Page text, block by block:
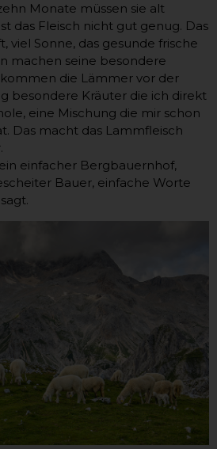
Monate müssen sie alt
das Fleisch nicht gut genug. Das
viel Sonne, das gesunde frische
machen seine besondere
die Lämmer vor der
besondere Kräuter die ich direkt
eine Mischung die mir schon
Das macht das Lammfleisch
einfacher Bergbauernhof,
Bauer, einfache Worte